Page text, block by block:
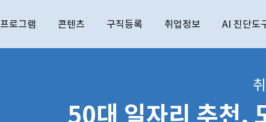
프로그램 콘텐츠 구직등록 취업정보 AI 진단도
50대 일자리 추천,